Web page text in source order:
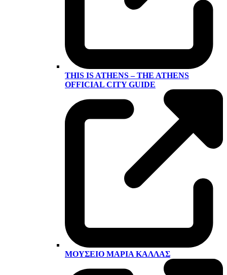
THIS IS ATHENS – THE ATHENS
OFFICIAL CITY GUIDE
ΜΟΥΣΕΊΟ ΜΑΡΊΑ ΚΆΛΛΑΣ